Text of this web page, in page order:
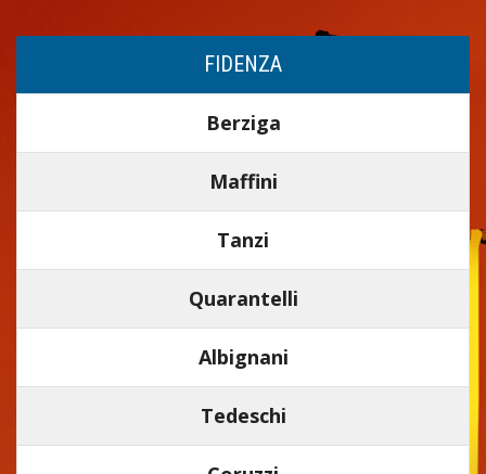
FIDENZA
Berziga
Maffini
Tanzi
Quarantelli
Albignani
Tedeschi